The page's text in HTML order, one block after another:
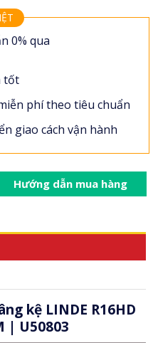
0% qua
tốt
phí theo tiêu chuẩn
giao cách vận hành
Hướng dẫn mua hàng
kệ LINDE R16HD
| U50803